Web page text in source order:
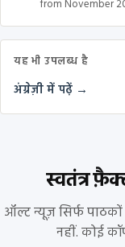
from November
यह भी उपलब्ध है
अंग्रेज़ी में पढ़ें →
स्वतंत्र
ऑल्ट न्यूज़ सिर्फ
नहीं. कोई